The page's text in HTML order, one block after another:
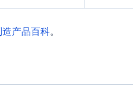
产品百科。